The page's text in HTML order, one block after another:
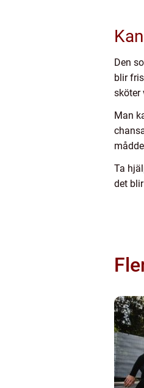
Den
blir
sköter
Man
Ta
det